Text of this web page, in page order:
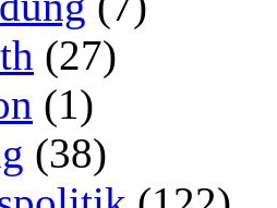
(27)
(1)
(38)